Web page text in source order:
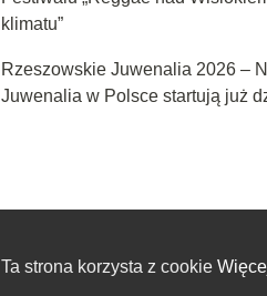
klimatu”
Rzeszowskie Juwenalia 2026 –
Juwenalia w Polsce startują już
Ta strona korzysta z cookie